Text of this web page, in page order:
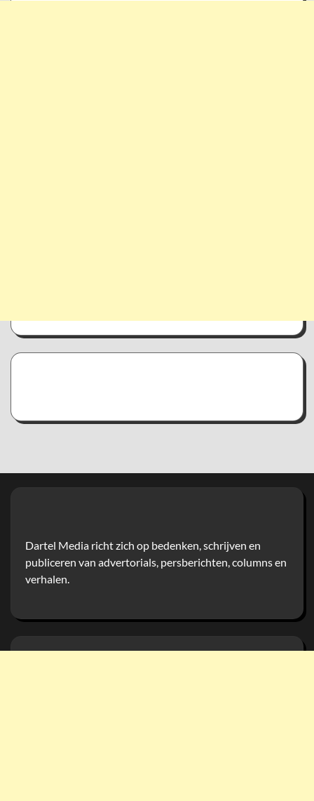
Dartel Media richt zich op bedenken, schrijven en
publiceren van advertorials, persberichten, columns en
verhalen.